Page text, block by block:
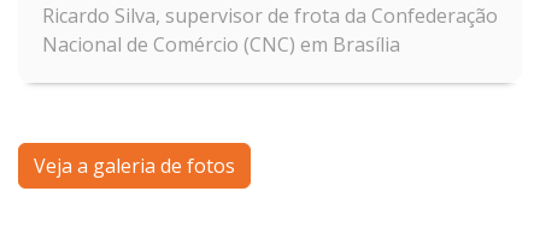
Ricardo Silva, supervisor de frota da Confederação
Nacional de Comércio (CNC) em Brasília
Veja a galeria de fotos